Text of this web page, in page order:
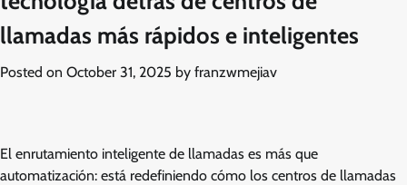
llamadas más rápidos e inteligentes
Posted on October 31, 2025 by franzwmejiav
El enrutamiento inteligente de llamadas es más que
automatización: está redefiniendo cómo los centros de llamadas